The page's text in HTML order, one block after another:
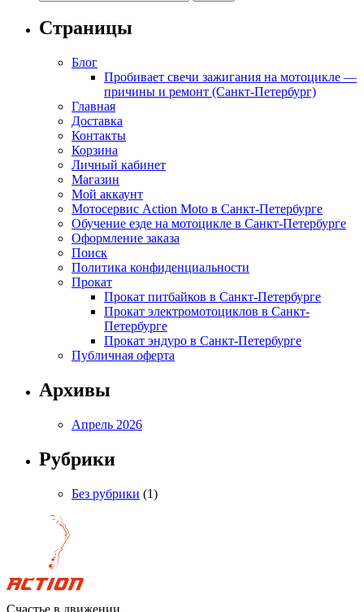
Страницы
Блог
Пробивает свечи зажигания на мотоцикле —
причины и ремонт (Санкт-Петербург)
Главная
Доставка
Контакты
Корзина
Личный кабинет
Магазин
Мой аккаунт
Мотосервис Action Moto в Санкт-Петербурге
Обучение езде на мотоцикле в Санкт-Петербурге
Оформление заказа
Поиск
Политика конфиденциальности
Прокат
Прокат питбайков в Санкт-Петербурге
Прокат электромотоциклов в Санкт-
Петербурге
Прокат эндуро в Санкт-Петербурге
Публичная оферта
Архивы
Апрель 2026
Рубрики
Без рубрики (1)
Счастье в движении